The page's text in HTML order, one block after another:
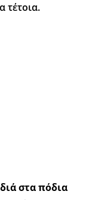
τέτοια.
στα πόδια